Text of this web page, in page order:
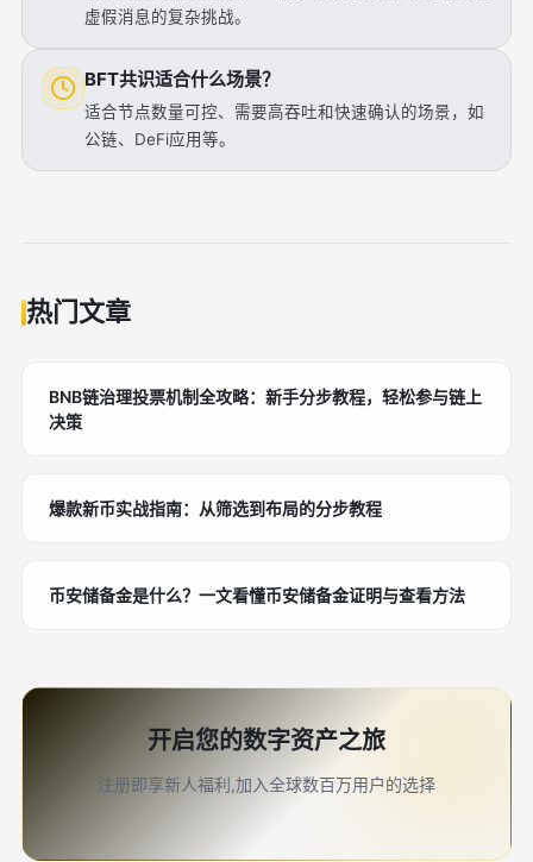
虚假消息的复杂挑战。
BFT共识适合什么场景？
适合节点数量可控、需要高吞吐和快速确认的场景，如
公链、DeFi应用等。
热门文章
BNB链治理投票机制全攻略：新手分步教程，轻松参与链上
决策
爆款新币实战指南：从筛选到布局的分步教程
币安储备金是什么？一文看懂币安储备金证明与查看方法
开启您的数字资产之旅
注册即享新人福利,加入全球数百万用户的选择